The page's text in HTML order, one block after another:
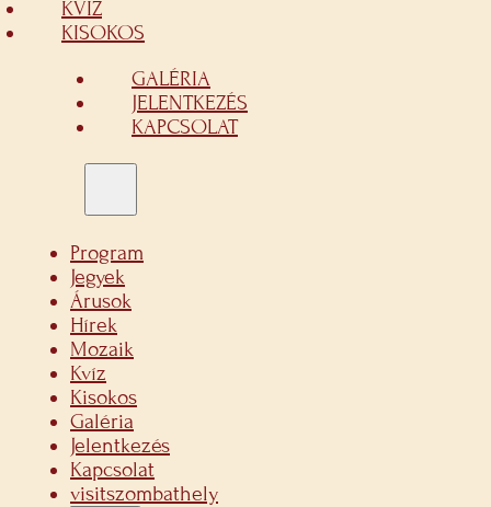
KVÍZ
KISOKOS
GALÉRIA
JELENTKEZÉS
KAPCSOLAT
Program
Jegyek
Árusok
Hírek
Mozaik
Kvíz
Kisokos
Galéria
Jelentkezés
Kapcsolat
visitszombathely